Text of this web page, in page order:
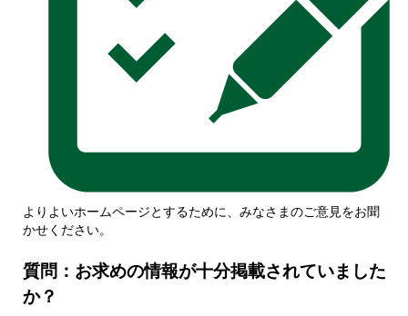
よりよいホームページとするために、みなさまのご意見をお聞
かせください。
質問：お求めの情報が十分掲載されていました
か？